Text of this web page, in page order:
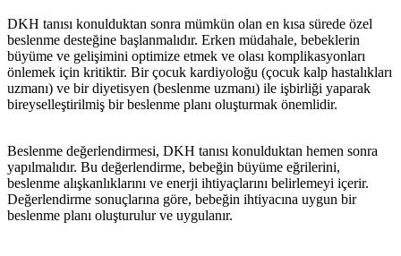
DKH tanısı konulduktan sonra mümkün olan en kısa sürede özel
beslenme desteğine başlanmalıdır. Erken müdahale, bebeklerin
büyüme ve gelişimini optimize etmek ve olası komplikasyonları
önlemek için kritiktir. Bir çocuk kardiyoloğu (çocuk kalp hastalıkları
uzmanı) ve bir diyetisyen (beslenme uzmanı) ile işbirliği yaparak
bireyselleştirilmiş bir beslenme planı oluşturmak önemlidir.
Beslenme değerlendirmesi, DKH tanısı konulduktan hemen sonra
yapılmalıdır. Bu değerlendirme, bebeğin büyüme eğrilerini,
beslenme alışkanlıklarını ve enerji ihtiyaçlarını belirlemeyi içerir.
Değerlendirme sonuçlarına göre, bebeğin ihtiyacına uygun bir
beslenme planı oluşturulur ve uygulanır.